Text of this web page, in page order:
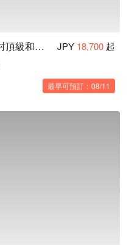
和牛燒肉 牛武士｜沖繩美國村頂級和牛燒肉 x 海景餐廳 JPY 18,700 起
最早可預訂：08/11